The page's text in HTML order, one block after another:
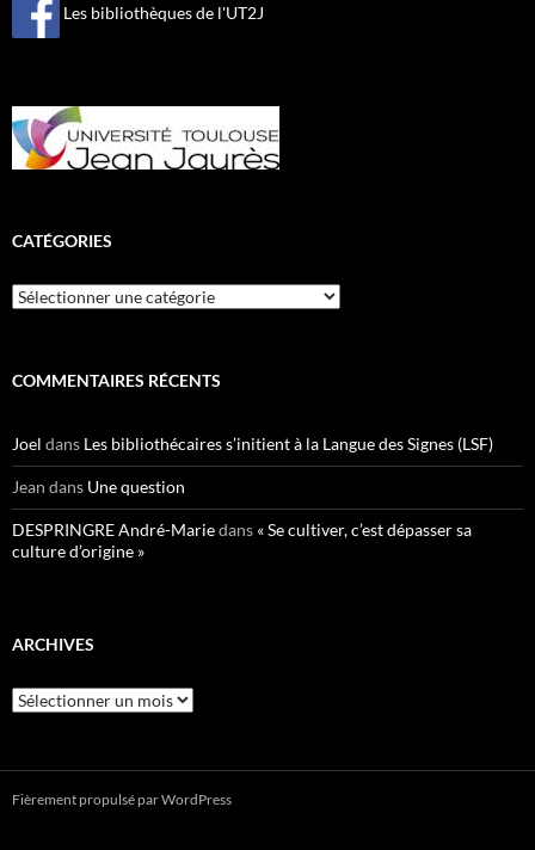
Les bibliothèques de l'UT2J
CATÉGORIES
Catégories
COMMENTAIRES RÉCENTS
Joel dans Les bibliothécaires s’initient à la Langue des Signes (LSF)
Jean dans Une question
DESPRINGRE André-Mariedans « Se cultiver, c’est dépasser sa
culture d’origine »
ARCHIVES
Archives
Fièrement propulsé par WordPress